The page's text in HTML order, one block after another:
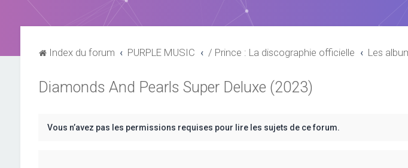
Index du forum PURPLE MUSIC / Prince : La discographie officielle Les
Diamonds And Pearls Super Deluxe (2023)
Vous n’avez pas les permissions requises pour lire les sujets de ce forum.